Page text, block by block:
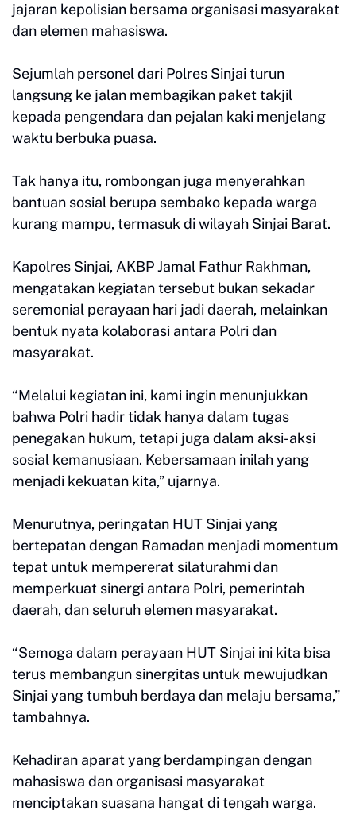
jajaran kepolisian bersama organisasi masyarakat
dan elemen mahasiswa.
Sejumlah personel dari Polres Sinjai turun
langsung ke jalan membagikan paket takjil
kepada pengendara dan pejalan kaki menjelang
waktu berbuka puasa.
Tak hanya itu, rombongan juga menyerahkan
bantuan sosial berupa sembako kepada warga
kurang mampu, termasuk di wilayah Sinjai Barat.
Kapolres Sinjai, AKBP Jamal Fathur Rakhman,
mengatakan kegiatan tersebut bukan sekadar
seremonial perayaan hari jadi daerah, melainkan
bentuk nyata kolaborasi antara Polri dan
masyarakat.
“Melalui kegiatan ini, kami ingin menunjukkan
bahwa Polri hadir tidak hanya dalam tugas
penegakan hukum, tetapi juga dalam aksi-aksi
sosial kemanusiaan. Kebersamaan inilah yang
menjadi kekuatan kita,” ujarnya.
Menurutnya, peringatan HUT Sinjai yang
bertepatan dengan Ramadan menjadi momentum
tepat untuk mempererat silaturahmi dan
memperkuat sinergi antara Polri, pemerintah
daerah, dan seluruh elemen masyarakat.
“Semoga dalam perayaan HUT Sinjai ini kita bisa
terus membangun sinergitas untuk mewujudkan
Sinjai yang tumbuh berdaya dan melaju bersama,”
tambahnya.
Kehadiran aparat yang berdampingan dengan
mahasiswa dan organisasi masyarakat
menciptakan suasana hangat di tengah warga.